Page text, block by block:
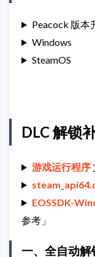
Peacock 版本
Windows
SteamOS
DLC 解锁
游戏运行程序
EOSSDK-
参考」
一、全自动解